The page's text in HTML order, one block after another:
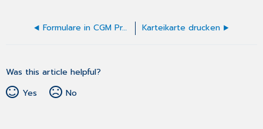
Formulare in CGM Praxis Karteikarte drucken
Was this article helpful?
Yes
No